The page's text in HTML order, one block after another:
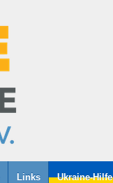
Links Ukraine-Hilfe